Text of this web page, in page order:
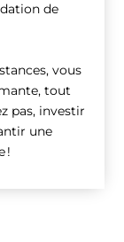
de
vous
tout
pas, investir
une
!